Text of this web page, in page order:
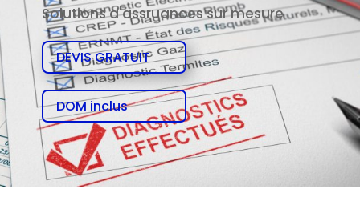
Solutions d'assruances sur mesure
DEVIS GRATUIT
DOM inclus